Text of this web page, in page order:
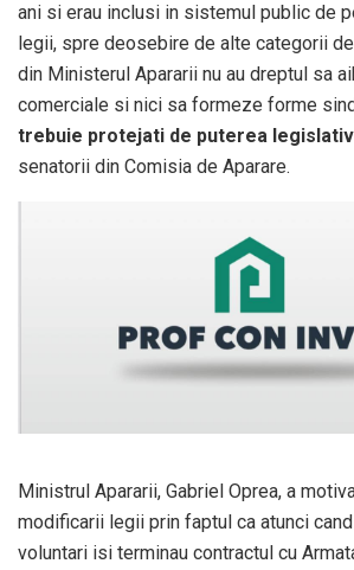
ani si erau inclusi in sistemul public de
legii, spre deosebire de alte categorii
din Ministerul Apararii nu au dreptul sa
comerciale si nici sa formeze forme
trebuie protejati de puterea
senatorii din Comisia de Aparare.
Ministrul Apararii, Gabriel Oprea, a
modificarii legii prin faptul ca atunci
voluntari isi terminau contractul cu